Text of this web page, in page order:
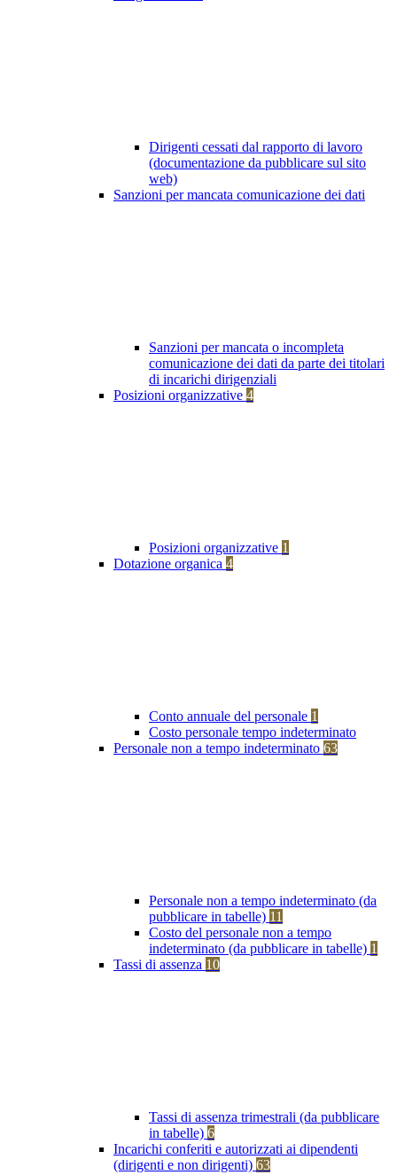
Dirigenti cessati dal rapporto di lavoro
(documentazione da pubblicare sul sito
web)
Sanzioni per mancata comunicazione dei dati
Sanzioni per mancata o incompleta
comunicazione dei dati da parte dei titolari
di incarichi dirigenziali
Posizioni organizzative 4
Posizioni organizzative 1
Dotazione organica 4
Conto annuale del personale 1
Costo personale tempo indeterminato
Personale non a tempo indeterminato 63
Personale non a tempo indeterminato (da
pubblicare in tabelle) 11
Costo del personale non a tempo
indeterminato (da pubblicare in tabelle) 1
Tassi di assenza 10
Tassi di assenza trimestrali (da pubblicare
in tabelle) 6
Incarichi conferiti e autorizzati ai dipendenti
(dirigenti e non dirigenti) 63